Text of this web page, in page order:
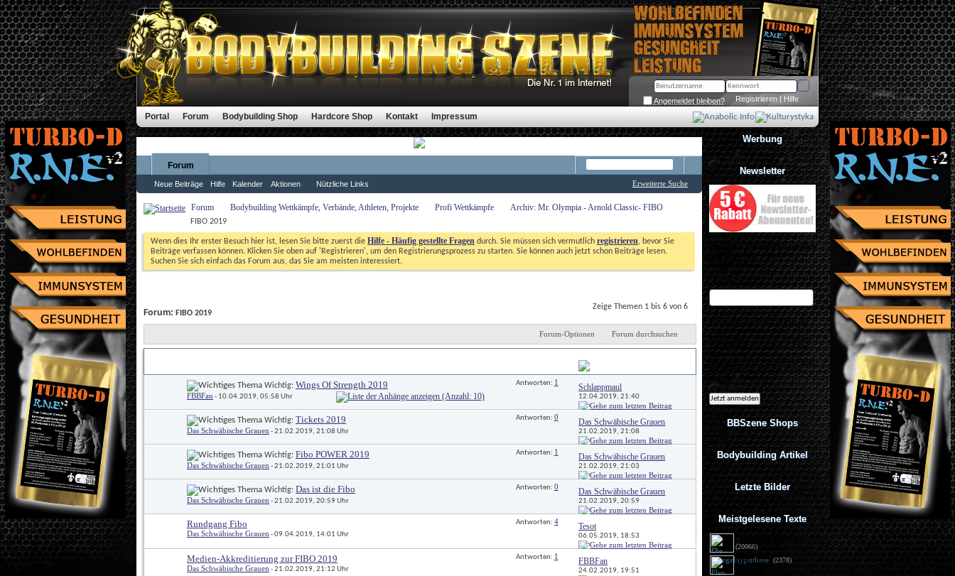
Angemeldet bleiben? Registrieren | Hilfe
Portal Forum Bodybuilding Shop Hardcore Shop Kontakt Impressum
Forum
Neue Beiträge Hilfe Kalender Aktionen Nützliche Links Erweiterte Suche
Forum Bodybuilding Wettkämpfe, Verbände, Athleten, Projekte Profi Wettkämpfe Archiv: Mr. Olympia - Arnold Classic- FIBO
FIBO 2019
Wenn dies Ihr erster Besuch hier ist, lesen Sie bitte zuerst die Hilfe - Häufig gestellte Fragen durch. Sie müssen sich vermutlich registrieren, bevor Sie
Beiträge verfassen können. Klicken Sie oben auf 'Registrieren', um den Registrierungsprozess zu starten. Sie können auch jetzt schon Beiträge lesen.
Suchen Sie sich einfach das Forum aus, das Sie am meisten interessiert.
Zeige Themen 1 bis 6 von 6
Forum: FIBO 2019
Forum-Optionen Forum durchsuchen
Wichtig: Wings Of Strength 2019
FBBFan - 10.04.2019, 05:58 Uhr
Antworten: 1 Schlappmaul
12.04.2019, 21:40
Wichtig: Tickets 2019
Das Schwäbische Grauen - 21.02.2019, 21:08 Uhr
Antworten: 0 Das Schwäbische Grauen
21.02.2019, 21:08
Wichtig: Fibo POWER 2019
Das Schwäbische Grauen - 21.02.2019, 21:01 Uhr
Antworten: 1 Das Schwäbische Grauen
21.02.2019, 21:03
Wichtig: Das ist die Fibo
Das Schwäbische Grauen - 21.02.2019, 20:59 Uhr
Antworten: 0 Das Schwäbische Grauen
21.02.2019, 20:59
Rundgang Fibo
Das Schwäbische Grauen - 09.04.2019, 14:01 Uhr
Antworten: 4 Tesot
06.05.2019, 18:53
Medien-Akkreditierung zur FIBO 2019
Das Schwäbische Grauen - 21.02.2019, 21:12 Uhr
Antworten: 1 FBBFan
24.02.2019, 19:51
Werbung
Newsletter
Jetzt zum Newsletter anmelden
und Gutschein über 10%
eMail Adresse
Ich möchte regelmäßig interessante
Angebote per eMail erhalten. Meine
eMail-Adresse wird nicht an andere
Unternehmen weitergegeben. Diese
Einwilligung zur Nutzung meiner
eMail-Adresse für Werbezwecke kann
ich jederzeit mit Wirkung für die
Zukunft widerrufen.
BBSzene Shops
Bodybuilding Artikel
Letzte Bilder
Meistgelesene Texte
Die Spiegelhypothese
(20066)
Flex 05/15 (2378)